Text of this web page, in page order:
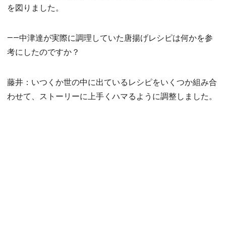
を図りました。
――中津達が実際に調理していた唐揚げレシピは何かを参
考にしたのですか？
藤井：いつくか世の中に出ているレシピをいくつか組み合
わせて、ストーリーに上手くハマるように調整しました。